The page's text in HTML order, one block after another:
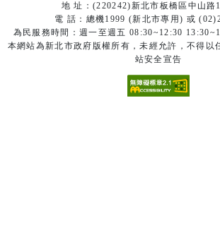
地 址：(220242)新北市板橋區中山路
電 話：總機1999 (新北市專用) 或
為民服務時間：週一至週五 08:30~12:30
本網站為新北市政府版權所有，未經允許，不得以
站安全宣告